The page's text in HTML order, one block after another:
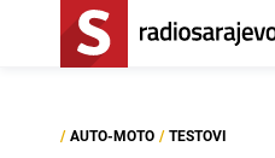
/ AUTO-MOTO / TESTOVI